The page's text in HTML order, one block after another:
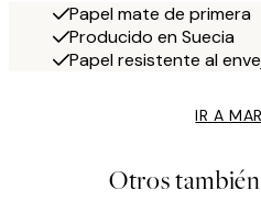
Papel mate de primera
Producido en Suecia
Papel resistente al
IR A
Otros